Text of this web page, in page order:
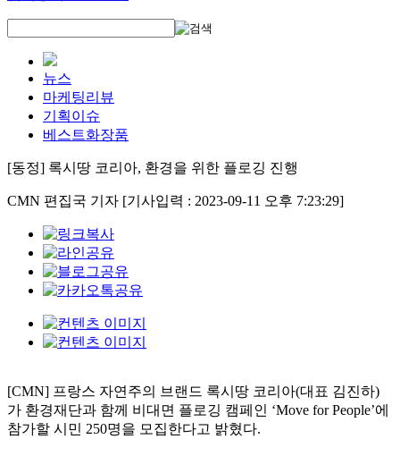
뉴스
마케팅리뷰
기획이슈
베스트화장품
[동정] 록시땅 코리아, 환경을 위한 플로깅 진행
CMN 편집국 기자 [기사입력 : 2023-09-11 오후 7:23:29]
[CMN] 프랑스 자연주의 브랜드 록시땅 코리아(대표 김진하)
가 환경재단과 함께 비대면 플로깅 캠페인 ‘Move for People’에
참가할 시민 250명을 모집한다고 밝혔다.